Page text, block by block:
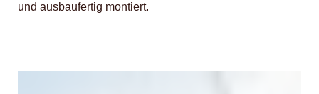
und ausbaufertig montiert.